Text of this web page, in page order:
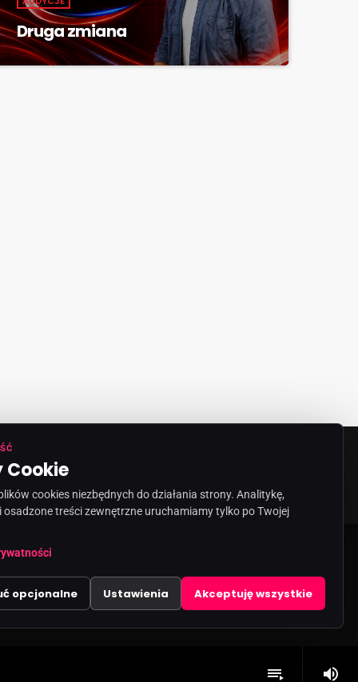
playlist_play volume_up
Druga zmiana
O NADAWCY KONTAKT
Cookie
cookies niezbędnych do działania strony. Analitykę,
osadzone treści zewnętrzne uruchamiamy tylko po Twojej
opcjonalne Ustawienia Akceptuję wszystkie